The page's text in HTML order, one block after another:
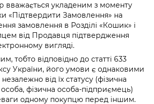
вважається укладеним з моменту
«Підтвердити Замовлення» на
замовлення в Розділі «Кошик» і
від Продавця підтвердження
вигляді.
тобто відповідно до статті 633
України, його умови є однаковими
від їх статусу (фізична
фізична особа-підприємець)
одному покупцю перед іншим.